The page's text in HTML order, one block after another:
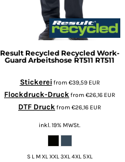
Result Recycled Recycled Work-
Guard Arbeitshose RT511 RT511
Stickerei from €39,59 EUR
Flockdruck-Druckfrom €26,16 EUR
DTF Druckfrom €26,16 EUR
inkl. 19% MWSt.
S L M XL XXL 3XL 4XL 5XL